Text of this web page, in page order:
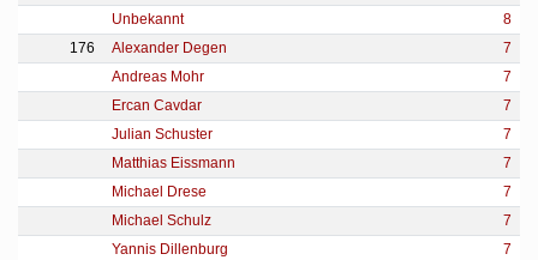
Unbekannt
8
176
Alexander Degen
7
Andreas Mohr
7
Ercan Cavdar
7
Julian Schuster
7
Matthias Eissmann
7
Michael Drese
7
Michael Schulz
7
Yannis Dillenburg
7